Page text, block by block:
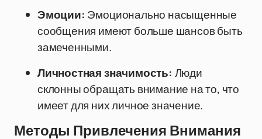
Эмоции: Эмоционально насыщенные
сообщения имеют больше шансов быть
замеченными.
Личностная значимость: Люди
склонны обращать внимание на то, что
имеет для них личное значение.
Методы Привлечения Внимания